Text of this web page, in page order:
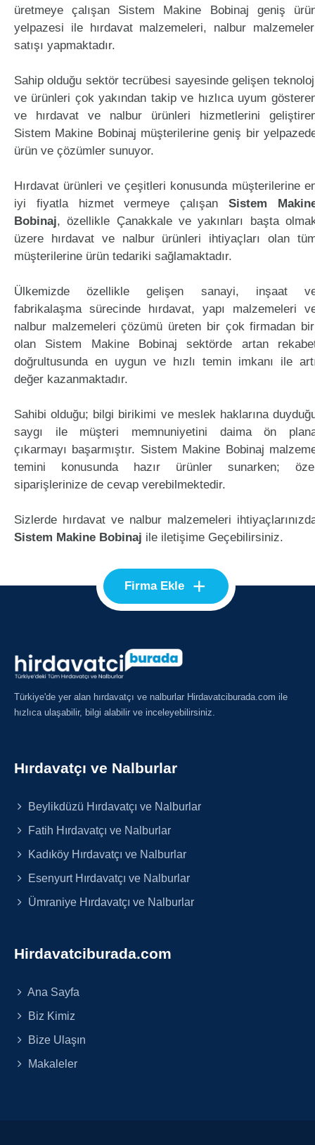
üretmeye çalışan Sistem Makine Bobinaj geniş
yelpazesi ile hırdavat malzemeleri, nalbur
satışı yapmaktadır.
Sahip olduğu sektör tecrübesi sayesinde gelişen
ve ürünleri çok yakından takip ve hızlıca uyum
ve hırdavat ve nalbur ürünleri hizmetlerini
Sistem Makine Bobinaj müşterilerine geniş bir
ürün ve çözümler sunuyor.
Hırdavat ürünleri ve çeşitleri konusunda müşterilerine
iyi fiyatla hizmet vermeye çalışanSistem
Bobinaj, özellikle Çanakkale ve yakınları başta
üzere hırdavat ve nalbur ürünleri ihtiyaçları olan
müşterilerine ürün tedariki sağlamaktadır.
Ülkemizde özellikle gelişen sanayi, inşaat
fabrikalaşma sürecinde hırdavat, yapı malzemeleri
nalbur malzemeleri çözümü üreten bir çok firmadan
olan Sistem Makine Bobinaj sektörde artan
doğrultusunda en uygun ve hızlı temin imkanı ile
değer kazanmaktadır.
Sahibi olduğu; bilgi birikimi ve meslek haklarına
saygı ile müşteri memnuniyetini daima ön
çıkarmayı başarmıştır. Sistem Makine Bobinaj
temini konusunda hazır ürünler sunarken;
siparişlerinize de cevap verebilmektedir.
Sizlerde hırdavat ve nalbur malzemeleri
Sistem Makine Bobinaj ile iletişime Geçebilirsiniz.
Firma Ekle +
Türkiye'de yer alan hırdavatçı ve nalburlar Hirdavatciburada.com ile
hızlıca ulaşabilir, bilgi alabilir ve inceleyebilirsiniz.
Hırdavatçı ve Nalburlar
Beylikdüzü Hırdavatçı ve Nalburlar
Fatih Hırdavatçı ve Nalburlar
Kadıköy Hırdavatçı ve Nalburlar
Esenyurt Hırdavatçı ve Nalburlar
Ümraniye Hırdavatçı ve Nalburlar
Hirdavatciburada.com
Ana Sayfa
Biz Kimiz
Bize Ulaşın
Makaleler